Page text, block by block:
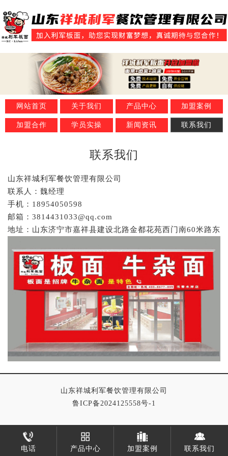
网站首页 关于我们 产品中心 加盟案例
加盟合作 学员实操 新闻资讯 联系我们
联系我们
山东祥城利军餐饮管理有限公司
联系人：魏经理
手机：18954050598
邮箱：3814431033@qq.com
地址：山东济宁市嘉祥县建设北路金都花苑西门南60米路东
山东祥城利军餐饮管理有限公司
鲁ICP备2024125558号-1
电话 产品中心 加盟案例 联系我们